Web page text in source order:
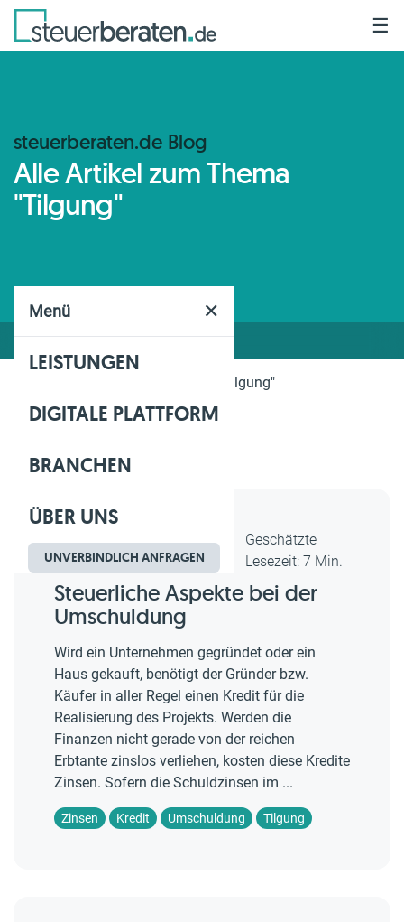
Menü ✕
LEISTUNGEN
DIGITALE PLATTFORM
BRANCHEN
ÜBER UNS
UNVERBINDLICH ANFRAGEN
☰
steuerberaten.de Blog
Alle Artikel zum Thema
"Tilgung"
"Tilgung"
Dipl.-Kfm. Christian Gebert,
erstellt am 17.11.2019
Geschätzte
Lesezeit: 7 Min.
Steuerliche Aspekte bei der
Umschuldung
Wird ein Unternehmen gegründet oder ein
Haus gekauft, benötigt der Gründer bzw.
Käufer in aller Regel einen Kredit für die
Realisierung des Projekts. Werden die
Finanzen nicht gerade von der reichen
Erbtante zinslos verliehen, kosten diese Kredite
Zinsen. Sofern die Schuldzinsen im ...
Zinsen Kredit Umschuldung Tilgung